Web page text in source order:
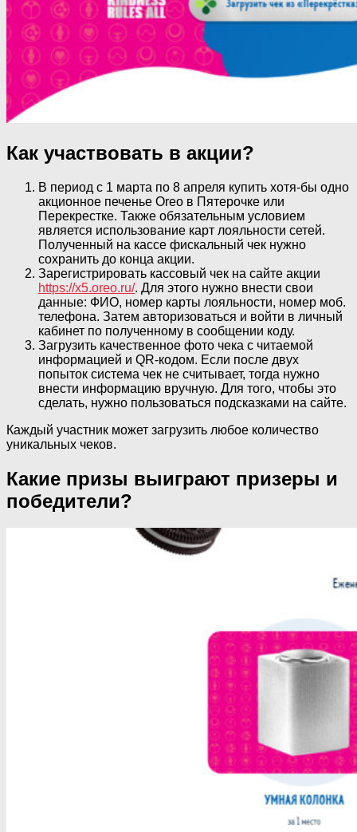
Как участвовать в акции?
В период с 1 марта по 8 апреля купить хотя-бы одно
акционное печенье Oreo в Пятерочке или
Перекрестке. Также обязательным условием
является использование карт лояльности сетей.
Полученный на кассе фискальный чек нужно
сохранить до конца акции.
Зарегистрировать кассовый чек на сайте акции
https://x5.oreo.ru/. Для этого нужно внести свои
данные: ФИО, номер карты лояльности, номер моб.
телефона. Затем авторизоваться и войти в личный
кабинет по полученному в сообщении коду.
Загрузить качественное фото чека с читаемой
информацией и QR-кодом. Если после двух
попыток система чек не считывает, тогда нужно
внести информацию вручную. Для того, чтобы это
сделать, нужно пользоваться подсказками на сайте.
Каждый участник может загрузить любое количество
уникальных чеков.
Какие призы выиграют призеры и
победители?